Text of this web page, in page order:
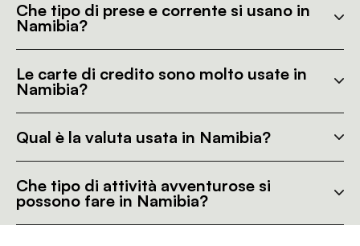
Che tipo di prese e corrente si usano in
Namibia?
Le carte di credito sono molto usate in
Namibia?
Qual è la valuta usata in Namibia?
Che tipo di attività avventurose si
possono fare in Namibia?